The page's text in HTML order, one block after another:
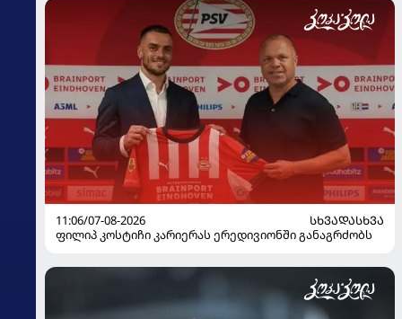
11:06/07-08-2026
ᲡᲮᲕᲐᲓᲐᲡᲮᲕᲐ
ფილიპ კოსტიჩი კარიერას ერედივიონში განაგრძობს